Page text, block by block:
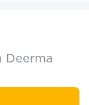
Deerma